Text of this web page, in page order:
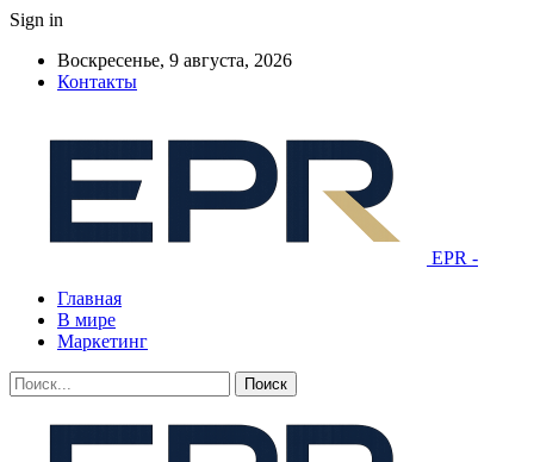
Sign in
Воскресенье, 9 августа, 2026
Контакты
EPR -
Главная
В мире
Маркетинг